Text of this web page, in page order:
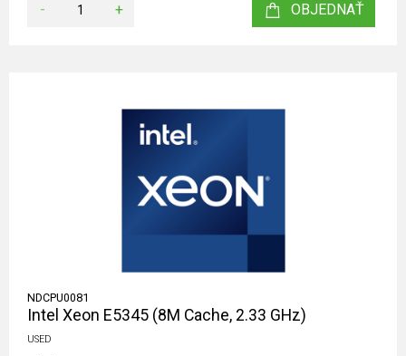
- + OBJEDNAŤ
NDCPU0081
Intel Xeon E5345 (8M Cache, 2.33 GHz)
USED